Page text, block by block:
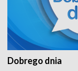
Dobrego dnia